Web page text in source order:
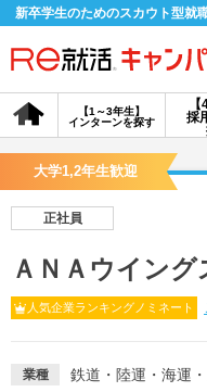
新卒学生のためのスカウト型就
採
【1～3年生】
インターンを探す
会員登録
探す
【4年生】
採用情報を探す
大学1,2年生歓迎
正社員
ＡＮＡウイング
人気企業ランキングノミネート
業種 鉄道・陸運・海運